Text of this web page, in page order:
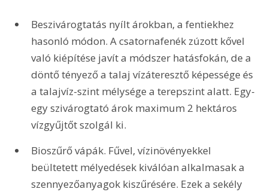
Beszivárogtatás nyílt árokban, a fentiekhez
hasonló módon. A csatornafenék zúzott kővel
való kiépítése javít a módszer hatásfokán, de a
döntő tényező a talaj vízáteresztő képessége és
a talajvíz-szint mélysége a terepszint alatt. Egy-
egy szivárogtató árok maximum 2 hektáros
vízgyűjtőt szolgál ki.
Bioszűrő vápák. Fűvel, vízinövényekkel
beültetett mélyedések kiválóan alkalmasak a
szennyezőanyagok kiszűrésére. Ezek a sekély